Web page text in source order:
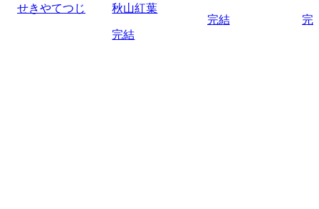
せきやてつじ 秋山紅葉
完結
完結 完